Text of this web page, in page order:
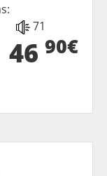
71
46 90€